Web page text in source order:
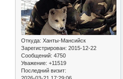
Откуда: Ханты-Мансийск
Зарегистрирован: 2015-12-22
Сообщений: 4750
Уважение: +11519
Последний визит: